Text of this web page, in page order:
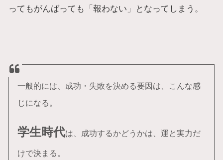
ってもがんばっても「報わない」となってしまう。
一般的には、成功・失敗を決める要因は、こんな感
じになる。
学生時代は、成功するかどうかは、運と実力だ
けで決まる。